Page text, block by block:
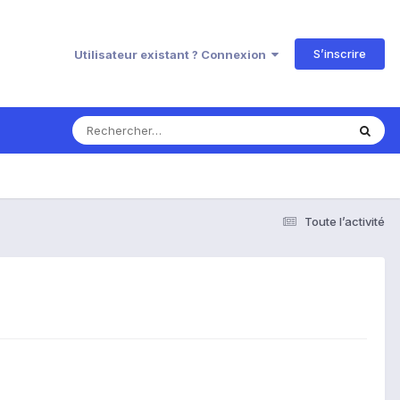
Utilisateur existant ? Connexion S’inscrire
Toute l’activité